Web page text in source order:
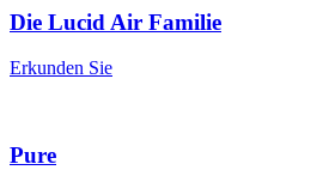
Die Lucid Air Familie
Erkunden Sie
Pure